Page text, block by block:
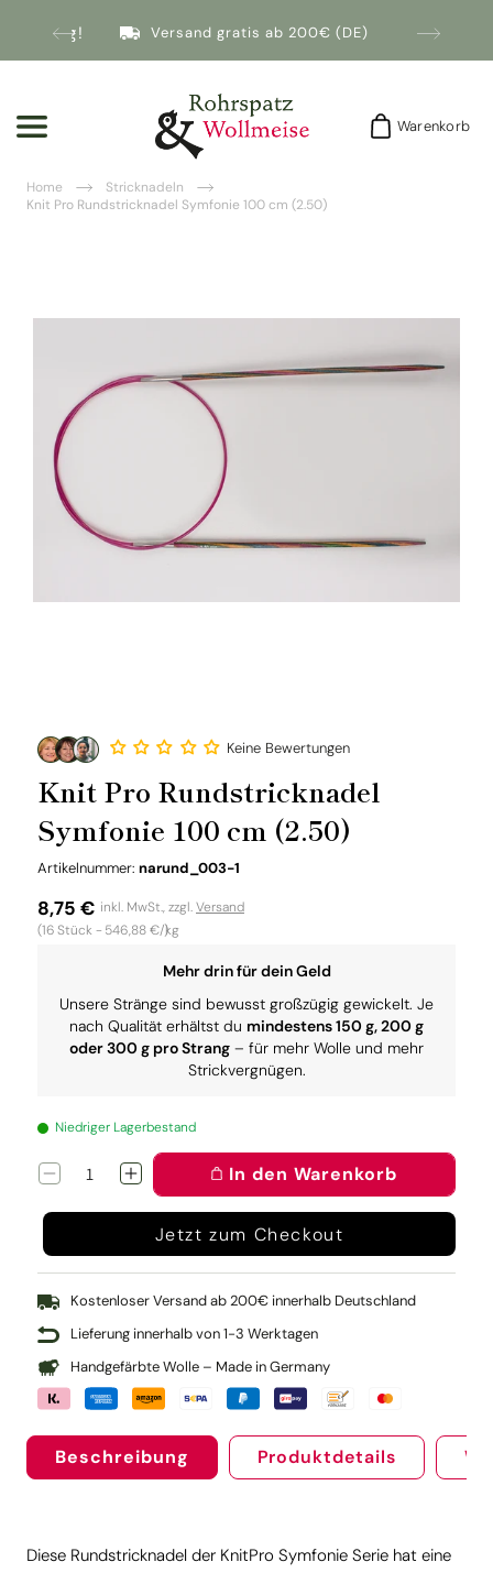
Versand gratis ab 200€ (DE)
Warenkorb
Warenkorb
Home
Stricknadeln
Knit Pro Rundstricknadel Symfonie 100 cm (2.50)
Keine Bewertungen
Knit Pro Rundstricknadel
Symfonie 100 cm (2.50)
Artikelnummer: SKU:
narund_003-1
Normaler
Preis
8,75 €
(16Stück - Grundpreis
546,88 €/kg
)
inkl. MwSt., zzgl.Versand
Mehr drin für dein Geld
Unsere Stränge sind bewusst großzügig gewickelt. Je
nach Qualität erhältst du mindestens 150 g, 200 g
oder 300 g pro Strang – für mehr Wolle und mehr
Strickvergnügen.
Niedriger Lagerbestand
Verringere
Knit
Rundstricknadel
100
cm
(2.50)
Erhöhe
Knit
Rundstricknadel
100
cm
In den Warenkorb
Jetzt zum Checkout
Kostenloser Versand ab 200€ innerhalb Deutschland
Lieferung innerhalb von 1-3 Werktagen
Handgefärbte Wolle – Made in Germany
Beschreibung Produktdetails
Diese Rundstricknadel der KnitPro Symfonie Serie hat eine